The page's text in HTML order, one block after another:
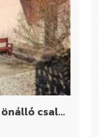
Gyálon eladó önálló családi ház